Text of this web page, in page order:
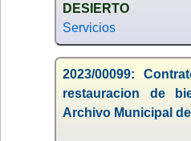
DESIERTO
Servicios
2023/00099:
restauracion de
Archivo Municipal